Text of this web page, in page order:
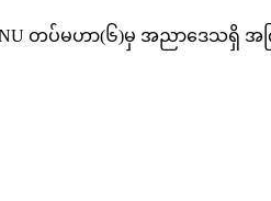
KNU တပ်မဟာ(၆)မှ အညာဒေသရှိ